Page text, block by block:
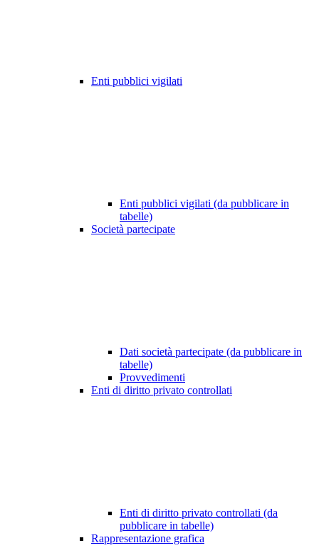
Enti pubblici vigilati
Enti pubblici vigilati (da pubblicare in
tabelle)
Società partecipate
Dati società partecipate (da pubblicare in
tabelle)
Provvedimenti
Enti di diritto privato controllati
Enti di diritto privato controllati (da
pubblicare in tabelle)
Rappresentazione grafica